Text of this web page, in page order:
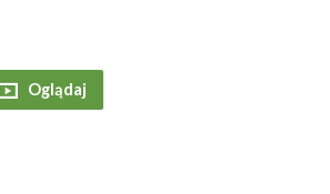
Oglądaj